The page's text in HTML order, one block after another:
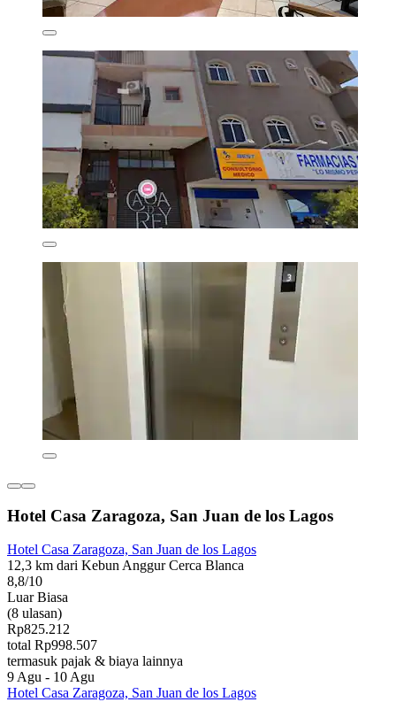
Hotel Casa Zaragoza, San Juan de los Lagos
Hotel Casa Zaragoza, San Juan de los Lagos
12,3 km dari Kebun Anggur Cerca Blanca
8,8/10
Luar Biasa
(8 ulasan)
Rp825.212
total Rp998.507
termasuk pajak & biaya lainnya
9 Agu - 10 Agu
Hotel Casa Zaragoza, San Juan de los Lagos